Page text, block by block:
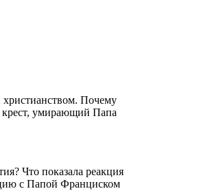
Почему
умирающий Папа
Что показала реакция
с Папой Франциском